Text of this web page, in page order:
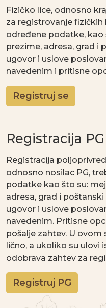
Fizičko lice, odnosno
za registrovanje
određene podatke, kao
prezime, adresa, grad i
ugovor i uslove
navedenim i pritisne
Registruj se
Registracija PG
Registracija
odnosno nosilac PG,
podatke kao što su:
adresa, grad i
ugovor i uslove
navedenim. Pritisne
pošalje zahtev. U
lično, a ukoliko su ulovi
odobrava zahtev za
Registruj PG